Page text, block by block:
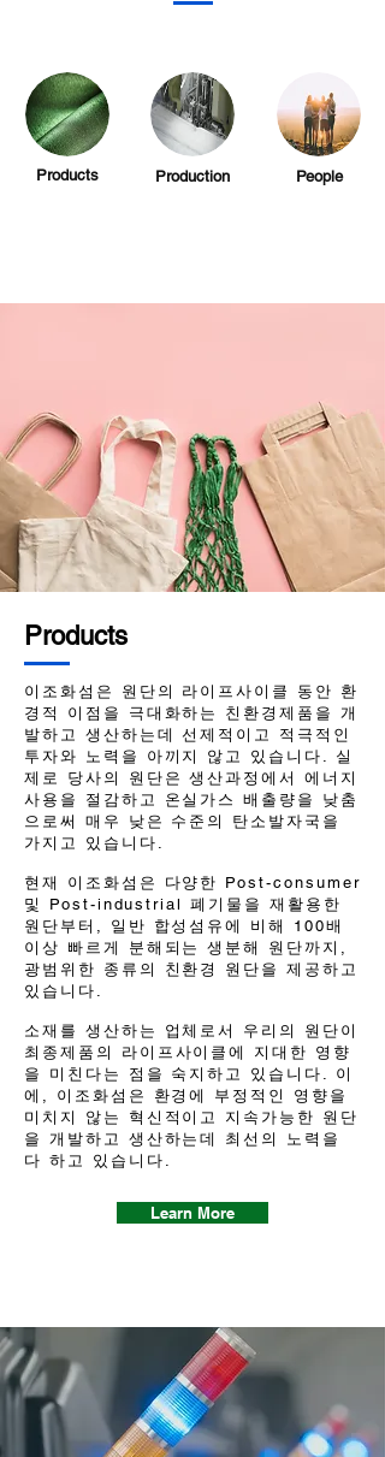
Products Production People
Products
이조화섬은 원단의 라이프사이클 동안 환
경적 이점을 극대화하는 친환경제품을 개
발하고 생산하는데 선제적이고 적극적인
투자와 노력을 아끼지 않고 있습니다. 실
제로 당사의 원단은 생산과정에서 에너지
사용을 절감하고 온실가스 배출량을 낮춤
으로써 매우 낮은 수준의 탄소발자국을
가지고 있습니다.
현재 이조화섬은 다양한 Post-consumer
및 Post-industrial 폐기물을 재활용한
원단부터, 일반 합성섬유에 비해 100배
이상 빠르게 분해되는 생분해 원단까지,
광범위한 종류의 친환경 원단을 제공하고
있습니다.
소재를 생산하는 업체로서 우리의 원단이
최종제품의 라이프사이클에 지대한 영향
을 미친다는 점을 숙지하고 있습니다. 이
에, 이조화섬은 환경에 부정적인 영향을
미치지 않는 혁신적이고 지속가능한 원단
을 개발하고 생산하는데 최선의 노력을
다 하고 있습니다.
Learn More